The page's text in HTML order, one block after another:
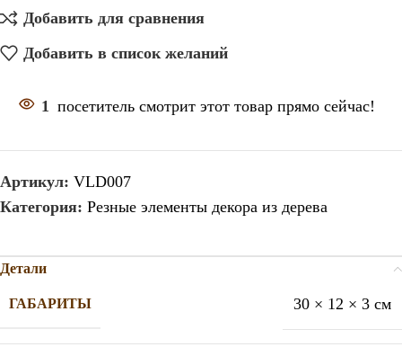
Добавить для сравнения
Добавить в список желаний
1 посетитель смотрит этот товар прямо сейчас!
Артикул: VLD007
Категория: Резные элементы декора из дерева
Детали
ГАБАРИТЫ 30 × 12 × 3 см